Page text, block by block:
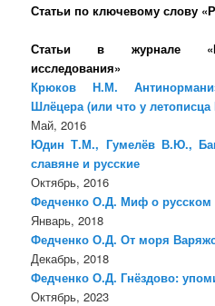
Статьи по ключевому слову
Статьи в журнале
исследования»
Крюков Н.М.
Шлёцера (или что у летописца
Май, 2016
Юдин Т.М., Гумелёв В.Ю.,
славяне и русские
Октябрь, 2016
Федченко О.Д. Миф о русском
Январь, 2018
Федченко О.Д. От моря
Декабрь, 2018
Федченко О.Д. Гнёздово:
Октябрь, 2023